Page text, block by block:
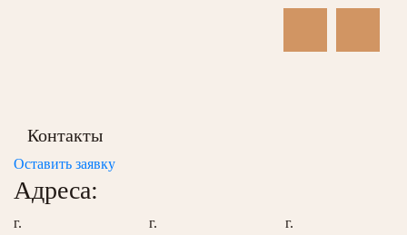
Контакты
Оставить заявку
Адреса:
г.
г.
г.